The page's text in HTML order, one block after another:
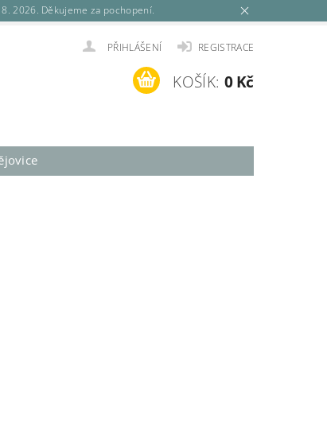
8. 2026. Děkujeme za pochopení.
PŘIHLÁŠENÍ REGISTRACE
KOŠÍK: 0 Kč